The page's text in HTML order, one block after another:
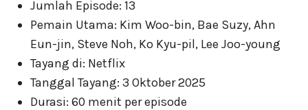
Jumlah Episode: 13
Pemain Utama: Kim Woo-bin, Bae Suzy, Ahn
Eun-jin, Steve Noh, Ko Kyu-pil, Lee Joo-young
Tayang di: Netflix
Tanggal Tayang: 3 Oktober 2025
Durasi: 60 menit per episode